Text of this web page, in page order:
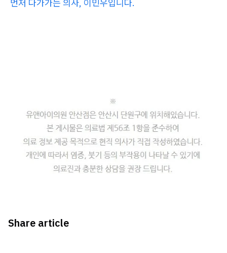
먼저 다가가는 의사, 이민우입니다.
Share article